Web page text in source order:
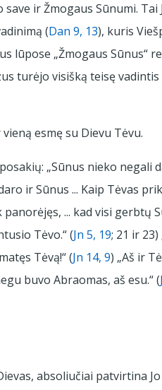
ir Žmogaus Sūnumi.
(Dan 9, 13), kuris
lūpose „Žmogaus Sūnus“
turėjo visišką teisę
esmę su Dievu Tėvu.
„Sūnus nieko negali
ir Sūnus ... Kaip Tėvas
... kad visi gerbtų
Tėvo.“ (Jn 5, 19; 21 ir
Tėvą!“ (Jn 14, 9) „Aš ir
buvo Abraomas, aš esu.“ (
absoliučiai patvirtina